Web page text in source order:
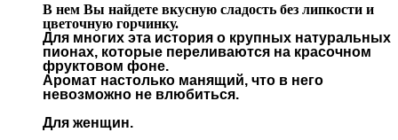
В нем Вы найдете вкусную сладость без липкости и
цветочную горчинку.
Для многих эта история о крупных натуральных
пионах, которые переливаются на красочном
фруктовом фоне.
Аромат настолько манящий, что в него
невозможно не влюбиться.
Для женщин.